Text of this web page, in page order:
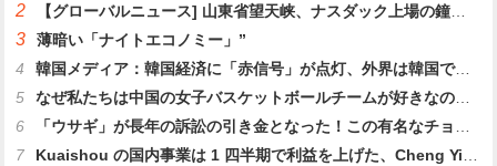
2 【グローバルニュース] 山東省望天峡、ナスダック上場の鐘撞式を開催
3
薄暗い「ナイトエコノミー」”
4
韓国メディア：韓国経済に「赤信号」が点灯、外界は韓国で金融危機が繰り返されるのではないかと懸念している
5
なぜ私たちは中国の女子バスケットボールチームが好きなのでしょうか?
6
「ウサギ」が長年の訴訟の引き金となった！この有名なチョコレートメーカーが訴訟で勝訴しました！
7
Kuaishou の国内事業は 1 四半期で利益を上げた、Cheng Yixiao 氏：日々の活動の増加とコスト「良性のハサミのギャップ」”